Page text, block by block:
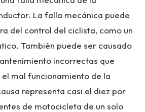
La falla mecánica puede
del control del ciclista, como un
También puede ser causado
incorrectas que
mal funcionamiento de la
representa casi el diez por
de motocicleta de un solo